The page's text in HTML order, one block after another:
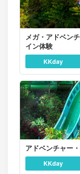
メガ・アドベン
イン体験
KKday
アドベンチャー
KKday